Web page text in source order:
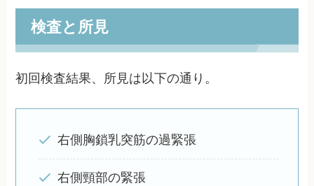
検査と所見
初回検査結果、所見は以下の通り。
右側胸鎖乳突筋の過緊張
右側頸部の緊張